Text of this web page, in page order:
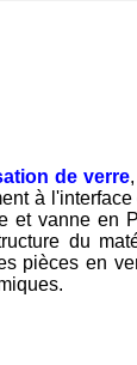
de verre
à l'interface
et vanne en
du
pièces en